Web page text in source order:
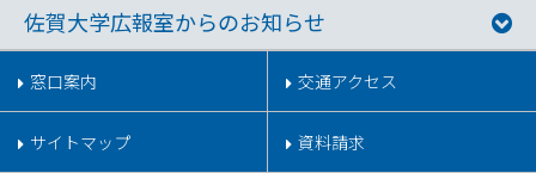
佐賀大学広報室からのお知らせ
窓口案内 交通アクセス
サイトマップ 資料請求